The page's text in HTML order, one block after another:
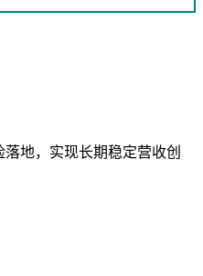
地，实现长期稳定营收创